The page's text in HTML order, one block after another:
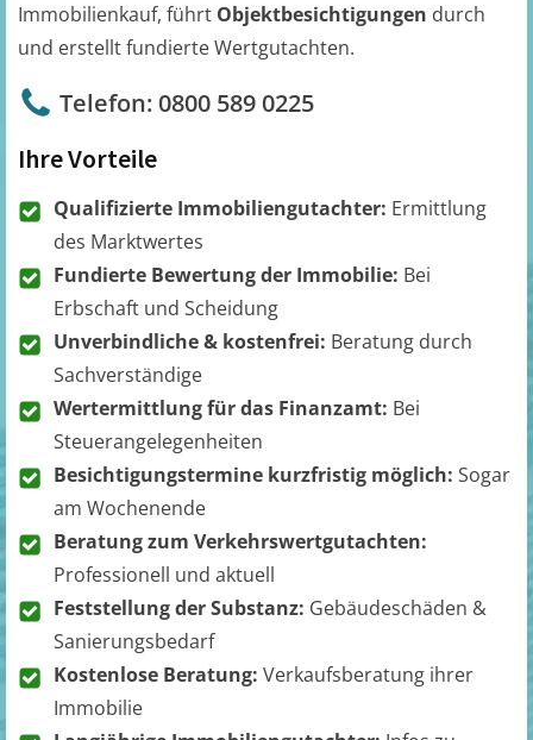
Immobilienkauf, führt Objektbesichtigungen durch
und erstellt fundierte Wertgutachten.
Telefon: 0800 589 0225
Ihre Vorteile
Qualifizierte Immobiliengutachter: Ermittlung
des Marktwertes
Fundierte Bewertung der Immobilie: Bei
Erbschaft und Scheidung
Unverbindliche & kostenfrei: Beratung durch
Sachverständige
Wertermittlung für das Finanzamt: Bei
Steuerangelegenheiten
Besichtigungstermine kurzfristig möglich: Sogar
am Wochenende
Beratung zum Verkehrswertgutachten:
Professionell und aktuell
Feststellung der Substanz: Gebäudeschäden &
Sanierungsbedarf
Kostenlose Beratung: Verkaufsberatung ihrer
Immobilie